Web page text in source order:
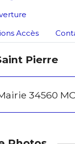
Accès
Pierre
34560